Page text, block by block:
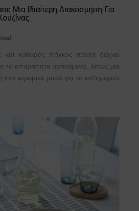
Μια Ιδιαίτερη Διακόσμηση Για
καθαρός πάγκος πάντα δείχνει
απαραίτητα αντικείμενα, όπως μια
κεραμικό μπολ για τα καθημερινά